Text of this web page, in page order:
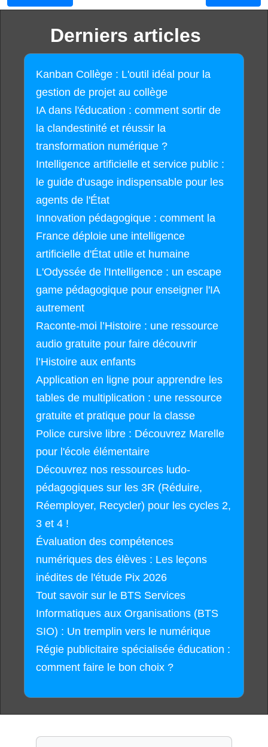
Derniers articles
Kanban Collège : L'outil idéal pour la
gestion de projet au collège
IA dans l'éducation : comment sortir de
la clandestinité et réussir la
transformation numérique ?
Intelligence artificielle et service public :
le guide d'usage indispensable pour les
agents de l'État
Innovation pédagogique : comment la
France déploie une intelligence
artificielle d'État utile et humaine
L'Odyssée de l'Intelligence : un escape
game pédagogique pour enseigner l'IA
autrement
Raconte-moi l’Histoire : une ressource
audio gratuite pour faire découvrir
l’Histoire aux enfants
Application en ligne pour apprendre les
tables de multiplication : une ressource
gratuite et pratique pour la classe
Police cursive libre : Découvrez Marelle
pour l'école élémentaire
Découvrez nos ressources ludo-
pédagogiques sur les 3R (Réduire,
Réemployer, Recycler) pour les cycles 2,
3 et 4 !
Évaluation des compétences
numériques des élèves : Les leçons
inédites de l'étude Pix 2026
Tout savoir sur le BTS Services
Informatiques aux Organisations (BTS
SIO) : Un tremplin vers le numérique
Régie publicitaire spécialisée éducation :
comment faire le bon choix ?